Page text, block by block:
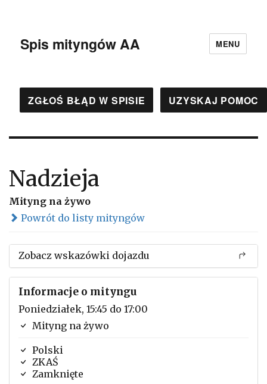
Spis mityngów AA MENU
ZGŁOŚ BŁĄD W SPISIE UZYSKAJ POMOC
Nadzieja
Mityng na żywo
Powrót do listy mityngów
Zobacz wskazówki dojazdu
Informacje o mityngu
Poniedziałek, 15:45 do 17:00
Mityng na żywo
Polski
ZKAŚ
Zamknięte